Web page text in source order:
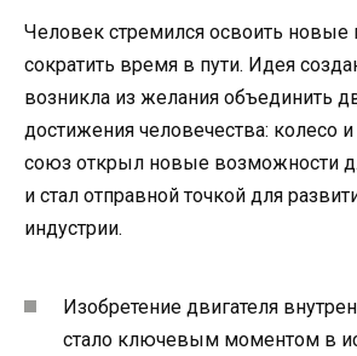
Человек стремился освоить новые
сократить время в пути. Идея
возникла из желания объединить
достижения человечества: колесо и
союз открыл новые возможности
и стал отправной точкой для
индустрии.
Изобретение двигателя
стало ключевым моментом в